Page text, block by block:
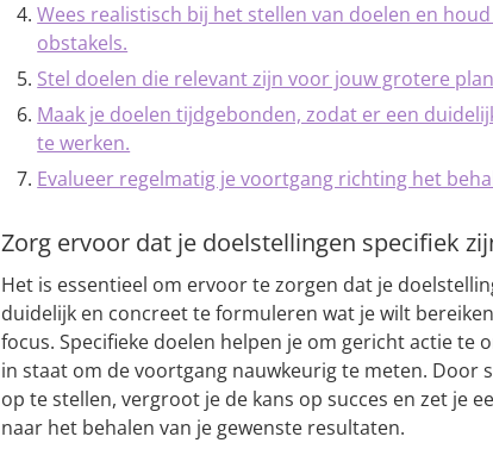
Wees realistisch bij het stellen van doelen en
obstakels.
Stel doelen die relevant zijn voor jouw grotere
Maak je doelen tijdgebonden, zodat er een
te werken.
Evalueer regelmatig je voortgang richting het
Zorg ervoor dat je doelstellingen specifiek
Het is essentieel om ervoor te zorgen dat je
duidelijk en concreet te formuleren wat je wilt
focus. Specifieke doelen helpen je om gericht actie te
in staat om de voortgang nauwkeurig te meten. Door
op te stellen, vergroot je de kans op succes en zet je
naar het behalen van je gewenste resultaten.